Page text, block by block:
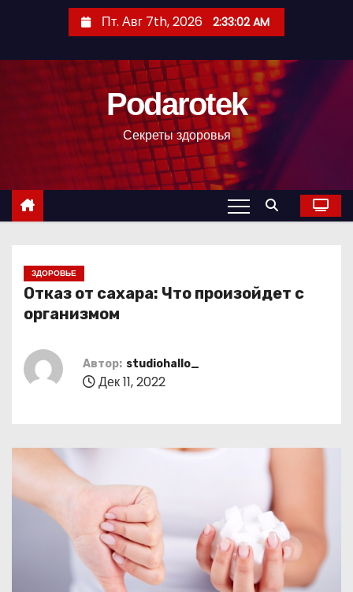
с
Пт. Авг 7th, 2026 2:33:03 AM
Podarotek
Секреты здоровья
ЗДОРОВЬЕ
Отказ от сахара: Что произойдет с
организмом
Автор: studiohallo_
Дек 11, 2022